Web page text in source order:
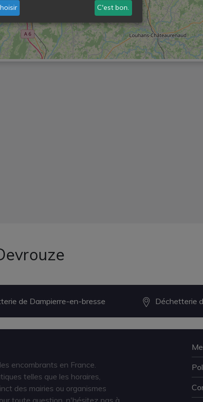
de Dampierre-en-bresse Déchetterie
encombrants en France.
telles que les horaires,
des mairies ou organismes
toute question, n'hésitez pas à
C'est bon.